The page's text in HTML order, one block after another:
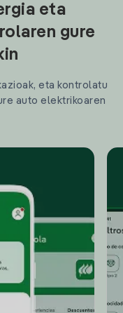
eta
gure
eta kontrolatu
auto elektrikoaren